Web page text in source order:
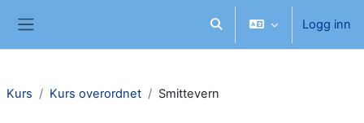
Veksle inndata for søk
Logg inn
Kurs Kurs overordnet Smittevern